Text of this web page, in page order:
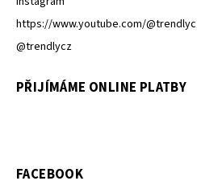
https://www.youtube.com/
@trendlycz
PŘIJÍMÁME ONLINE PLATBY
FACEBOOK